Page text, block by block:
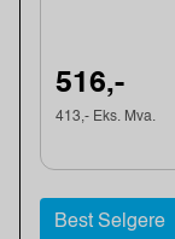
516,-
413,- Eks. Mva.
Best Selgere